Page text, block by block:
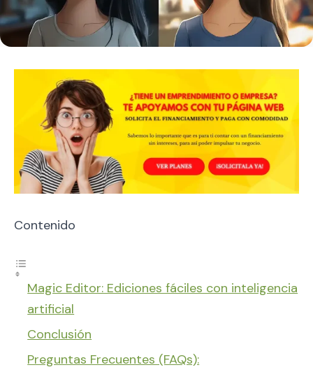
Contenido
Magic Editor: Ediciones fáciles con inteligencia
artificial
Conclusión
Preguntas Frecuentes (FAQs):